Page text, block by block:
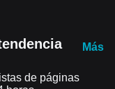
Más
de páginas